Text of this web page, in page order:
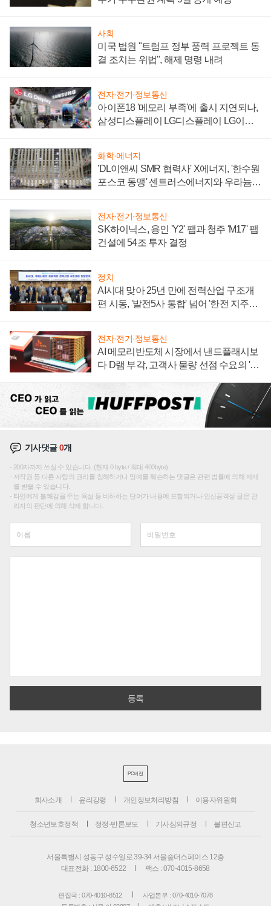
사회
미국 법원 "트럼프 정부 풍력 프로젝트 동
결 조치는 위법", 해제 명령 내려
전자·전기·정보통신
아이폰18 '메모리 부족'에 출시 지연되나,
삼성디스플레이 LG디스플레이 LG이노
화학·에너지
'DL이앤씨 SMR 협력사' X에너지, '한수원
포스코 동맹' 센트러스에너지와 우라늄
전자·전기·정보통신
SK하이닉스, 용인 'Y2' 팹과 청주 'M17' 팹
건설에 54조 투자 결정
정치
AI시대 맞아 25년 만에 전력산업 구조개
편 시동, '발전5사 통합' 넘어 '한전 지주사'
전자·전기·정보통신
AI 메모리반도체 시장에서 낸드플래시보
다 D램 부각, 고객사 물량 선점 수요의 '우
기사댓글0개
200자까지 쓰실 수 있습니다. (현재 0 byte / 최대 400byte)
저작권 등 다른 사람의 권리를 침해하거나 명예를 훼손하는 댓글은 관련 법률에 의해 제재
를 받을 수 있습니다.
타인에게 불쾌감을 주는 욕설 등 비하하는 단어가 내용에 포함되거나 인신공격성 글은 관
리자의 판단에 의해 삭제 합니다.
PC버전
회사소개 윤리강령 개인정보처리방침 이용자위원회
청소년보호정책 정정·반론보도 기사심의규정 불편신고
서울특별시 성동구 성수일로 39-34 서울숲더스페이스 12층
대표전화 : 1800-6522
팩스 : 070-4015-8658
편집국 : 070-4010-8512
사업본부 : 070-4010-7078